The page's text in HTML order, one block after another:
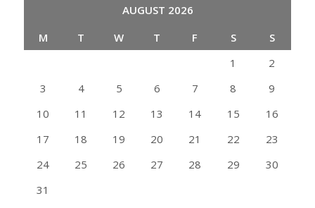
AUGUST 2026
M
T W T F S
S
1
2
3
4 5 6 7 8
9
10
11 12 13 14 15
16
17
18 19 20 21 22
23
24
25 26 27 28 29
30
31